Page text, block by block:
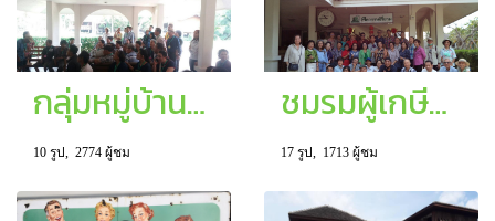
กลุ่มหมู่บ้านสัมมาชีพชุมชน อ.ดำเนินสะดวก
10 รูป, 2774 ผู้ชม
ชมรมผู้เกษียณอายุ การท่องเที่ยวแห่งประเทศไทย (ททท.)
17 รูป, 1713 ผู้ชม